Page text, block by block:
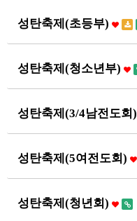
성탄축제(초등부)
성탄축제(청소년부)
성탄축제(3/4남전도회)
성탄축제(5여전도회)
성탄축제(청년회)